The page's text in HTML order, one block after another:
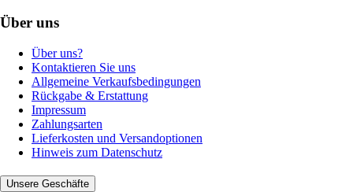
Über uns
Über uns?
Kontaktieren Sie uns
Allgemeine Verkaufsbedingungen
Rückgabe & Erstattung
Impressum
Zahlungsarten
Lieferkosten und Versandoptionen
Hinweis zum Datenschutz
Unsere Geschäfte